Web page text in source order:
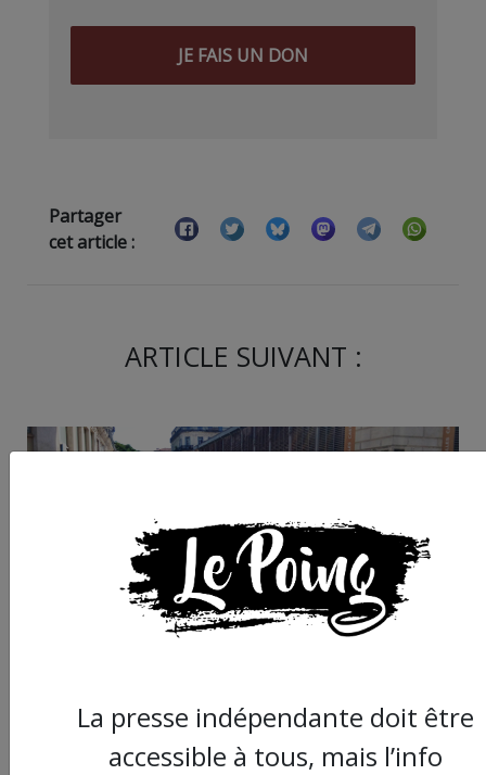
JE FAIS UN DON
Partager
cet article :
ARTICLE SUIVANT :
À Montpellier comme
son soutien aux
personnes
La presse indépendante doit être
accessible à tous, mais l’info